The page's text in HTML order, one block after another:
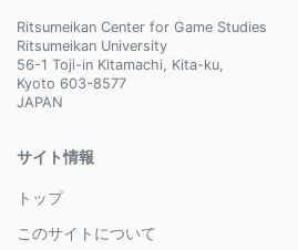
Ritsumeikan Center for Game Studies
Ritsumeikan University
56-1 Toji-in Kitamachi, Kita-ku,
Kyoto 603-8577
JAPAN
サイト情報
トップ
このサイトについて